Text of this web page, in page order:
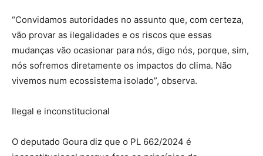
“Convidamos autoridades no assunto que, com certeza,
vão provar as ilegalidades e os riscos que essas
mudanças vão ocasionar para nós, digo nós, porque, sim,
nós sofremos diretamente os impactos do clima. Não
vivemos num ecossistema isolado”, observa.
Ilegal e inconstitucional
O deputado Goura diz que o PL 662/2024 é